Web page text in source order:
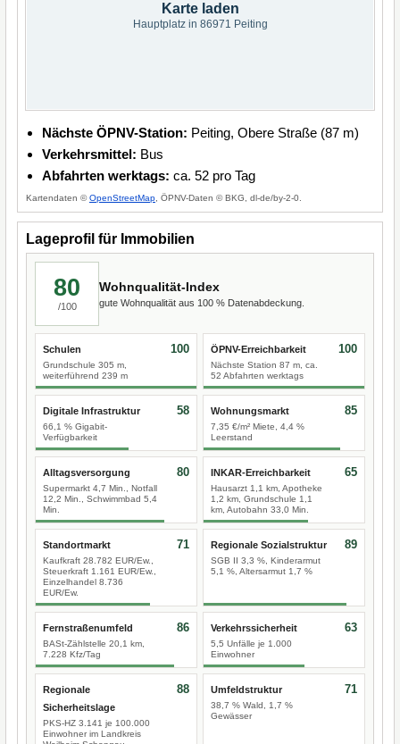
Karte laden
Hauptplatz in 86971 Peiting
Nächste ÖPNV-Station: Peiting, Obere Straße (87 m)
Verkehrsmittel: Bus
Abfahrten werktags: ca. 52 pro Tag
Kartendaten ©OpenStreetMap , ÖPNV-Daten © BKG, dl-de/by-2-0.
Lageprofil für Immobilien
80
/100
Wohnqualität-Index
gute Wohnqualität aus 100 % Datenabdeckung.
Schulen
Grundschule 305 m,
weiterführend 239 m
100 ÖPNV-Erreichbarkeit
Nächste Station 87 m, ca.
52 Abfahrten werktags
100
Digitale Infrastruktur
66,1 % Gigabit-
Verfügbarkeit
58 Wohnungsmarkt
7,35 €/m² Miete, 4,4 %
Leerstand
85
Alltagsversorgung
Supermarkt 4,7 Min., Notfall
12,2 Min., Schwimmbad 5,4
Min.
80 INKAR-Erreichbarkeit
Hausarzt 1,1 km, Apotheke
1,2 km, Grundschule 1,1
km, Autobahn 33,0 Min.
65
Standortmarkt
Kaufkraft 28.782 EUR/Ew.,
Steuerkraft 1.161 EUR/Ew.,
Einzelhandel 8.736
EUR/Ew.
71 Regionale Sozialstruktur
SGB II 3,3 %, Kinderarmut
5,1 %, Altersarmut 1,7 %
89
Fernstraßenumfeld
BASt-Zählstelle 20,1 km,
7.228 Kfz/Tag
86 Verkehrssicherheit
5,5 Unfälle je 1.000
Einwohner
63
Regionale
Sicherheitslage
PKS-HZ 3.141 je 100.000
Einwohner im Landkreis
88 Umfeldstruktur
38,7 % Wald, 1,7 %
Gewässer
71